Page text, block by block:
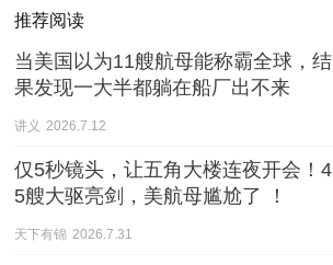
推荐阅读
当美国以为11艘航母能称霸全球，结
果发现一大半都躺在船厂出不来
讲义 2026.7.12
仅5秒镜头，让五角大楼连夜开会！4
5艘大驱亮剑，美航母尴尬了 ！
天下有锦 2026.7.31